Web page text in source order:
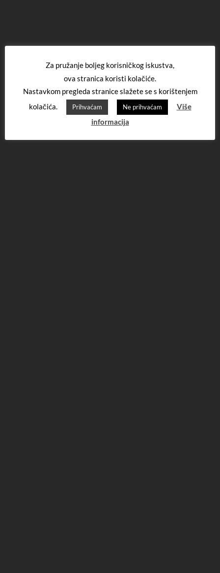
Za pružanje boljeg korisničkog iskustva,
ova stranica koristi kolačiće.
Nastavkom pregleda stranice slažete se s korištenjem
kolačića.
Prihvaćam Ne prihvaćam
Više
informacija